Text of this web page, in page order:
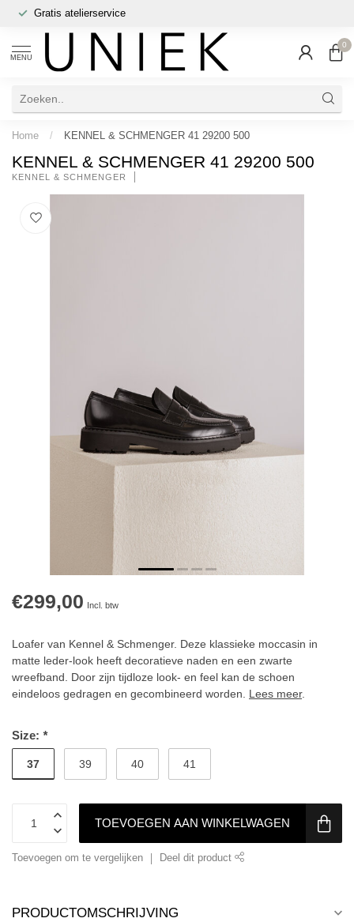
Gratis atelierservice
MENU
0
Home / KENNEL & SCHMENGER 41 29200 500
KENNEL & SCHMENGER 41 29200 500
KENNEL & SCHMENGER
€299,00 Incl. btw
Loafer van Kennel & Schmenger. Deze klassieke moccasin in
matte leder-look heeft decoratieve naden en een zwarte
wreefband. Door zijn tijdloze look- en feel kan de schoen
eindeloos gedragen en gecombineerd worden. Lees meer.
Size: *
37 39 40 41
TOEVOEGEN AAN WINKELWAGEN
Toevoegen om te vergelijken Deel dit product
PRODUCTOMSCHRIJVING